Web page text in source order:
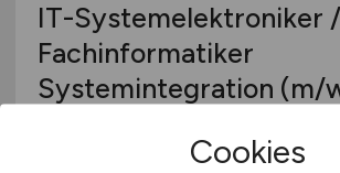
IT-Systemelektroniker /
Fachinformatiker
Systemintegration (m/
Cookies